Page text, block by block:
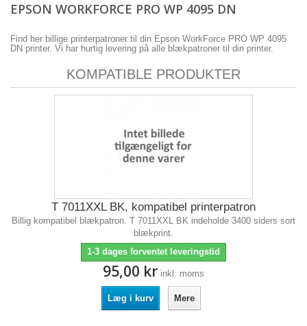
EPSON WORKFORCE PRO WP 4095 DN
Find her billige printerpatroner til din Epson WorkForce PRO WP 4095
DN printer. Vi har hurtig levering på alle blækpatroner til din printer.
KOMPATIBLE PRODUKTER
T 7011XXL BK, kompatibel printerpatron
Billig kompatibel blækpatron. T 7011XXL BK indeholde 3400 siders sort
blækprint.
1-3 dages forventet leveringstid
95,00 kr inkl. moms
Læg i kurv Mere